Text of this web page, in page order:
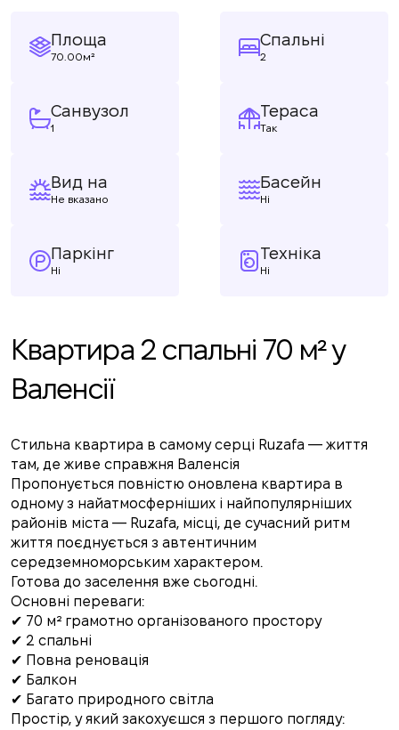
Площа
70.00м²
Спальні
2
Санвузол
1
Тераса
Так
Вид на
Не вказано
Басейн
Ні
Паркінг
Ні
Техніка
Ні
Квартира 2 спальні 70 м² у
Валенсії
Стильна квартира в самому серці Ruzafa — життя
там, де живе справжня Валенсія
Пропонується повністю оновлена квартира в
одному з найатмосферніших і найпопулярніших
районів міста — Ruzafa, місці, де сучасний ритм
життя поєднується з автентичним
середземноморським характером.
Готова до заселення вже сьогодні.
Основні переваги:
✔ 70 м² грамотно організованого простору
✔ 2 спальні
✔ Повна реновація
✔ Балкон
✔ Багато природного світла
Простір, у який закохуєшся з першого погляду: